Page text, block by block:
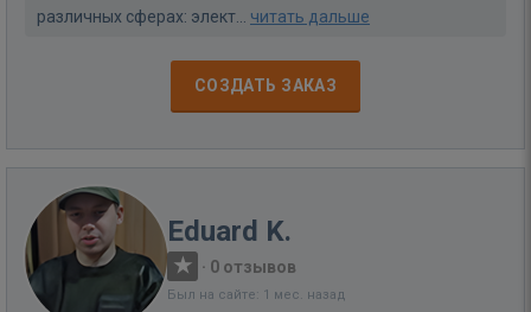
различных сферах: элект... читать дальше
СОЗДАТЬ ЗАКАЗ
Eduard K.
· 0 отзывов
Был на сайте: 1 мес. назад